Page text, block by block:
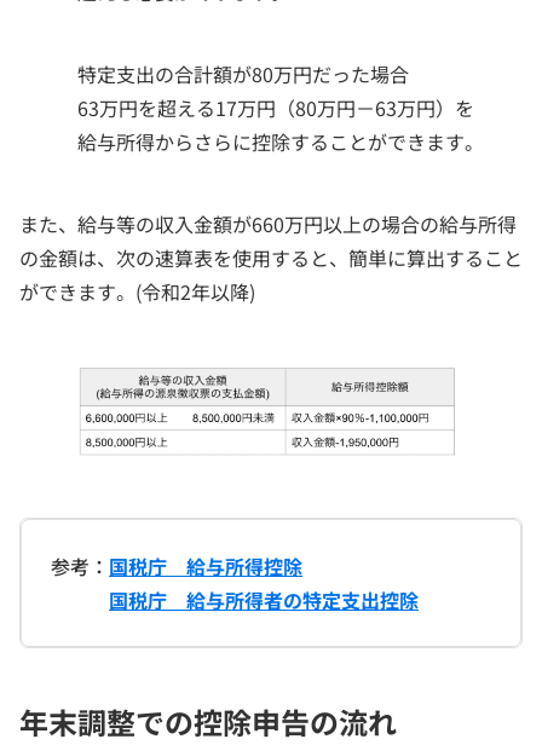
特定支出の合計額が80万円だった場合
63万円を超える17万円（80万円－63万円）を
給与所得からさらに控除することができます。
また、給与等の収入金額が660万円以上の場合の給与所得
の金額は、次の速算表を使用すると、簡単に算出すること
ができます。(令和2年以降)
参考： 国税庁 給与所得控除
国税庁 給与所得者の特定支出控除
年末調整での控除申告の流れ